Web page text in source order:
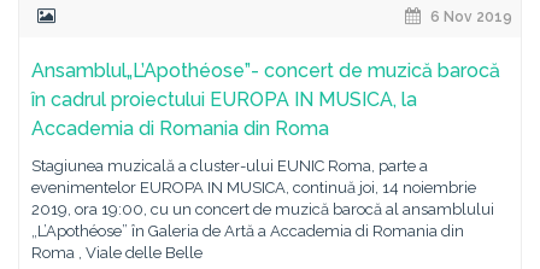
6 Nov 2019
Ansamblul„L’Apothéose”- concert de muzică barocă
în cadrul proiectului EUROPA IN MUSICA, la
Accademia di Romania din Roma
Stagiunea muzicală a cluster-ului EUNIC Roma, parte a
evenimentelor EUROPA IN MUSICA, continuă joi, 14 noiembrie
2019, ora 19:00, cu un concert de muzică barocă al ansamblului
„L’Apothéose” în Galeria de Artă a Accademia di Romania din
Roma , Viale delle Belle